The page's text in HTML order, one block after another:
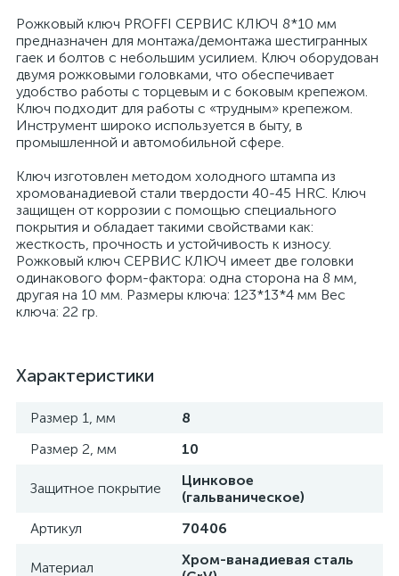
Рожковый ключ PROFFI СЕРВИС КЛЮЧ 8*10 мм
предназначен для монтажа/демонтажа шестигранных
гаек и болтов с небольшим усилием. Ключ оборудован
двумя рожковыми головками, что обеспечивает
удобство работы с торцевым и с боковым крепежом.
Ключ подходит для работы с «трудным» крепежом.
Инструмент широко используется в быту, в
промышленной и автомобильной сфере.
Ключ изготовлен методом холодного штампа из
хромованадиевой стали твердости 40-45 HRC. Ключ
защищен от коррозии с помощью специального
покрытия и обладает такими свойствами как:
жесткость, прочность и устойчивость к износу.
Рожковый ключ СЕРВИС КЛЮЧ имеет две головки
одинакового форм-фактора: одна сторона на 8 мм,
другая на 10 мм. Размеры ключа: 123*13*4 мм Вес
ключа: 22 гр.
Характеристики
Размер 1, мм
8
Размер 2, мм
10
Защитное покрытие
Цинковое
(гальваническое)
Артикул
70406
Материал
Хром-ванадиевая сталь